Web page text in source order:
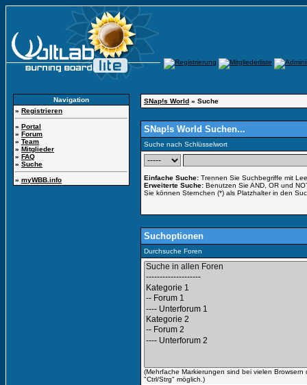
Navigation
» Registrieren
» Portal
» Forum
» Team
» Mitglieder
» FAQ
» Suche
» myWBB.info
SNap!s World » Suche
SNap!s World Suchen...
Suche nach Schlüsselwort
Einfache Suche: Trennen Sie Suchbegriffe mit
Erweiterte Suche: Benutzen Sie AND, OR und
Sie können Sternchen (*) als Platzhalter in den
Suchoptionen
Durchsuche Foren
(Mehrfache Markierungen sind bei vielen
"Ctrl/Strg" möglich.)